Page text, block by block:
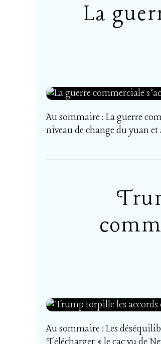
La
Au sommaire : La guerre
niveau de change du yuan
Au sommaire : Les